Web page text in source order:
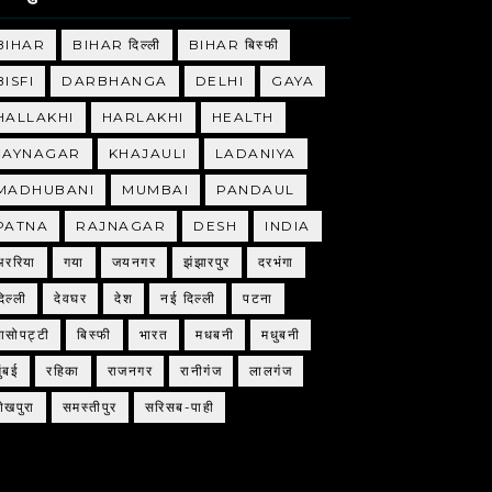
BIHAR दिल्ली BIHAR बिस्फी
DARBHANGA DELHI GAYA
HARLAKHI HEALTH
KHAJAULI LADANIYA
MUMBAI PANDAUL
RAJNAGAR DESH INDIA
गया जयनगर झंझारपुर दरभंगा
देवघर देश नई दिल्ली पटना
बिस्फी भारत मधबनी मधुबनी
रहिका राजनगर रानीगंज लालगंज
समस्तीपुर सरिसब-पाही